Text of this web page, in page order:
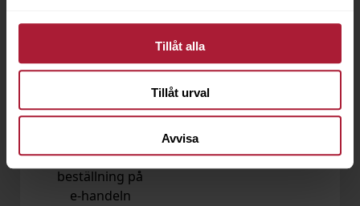
Tillåt alla
Tillåt urval
Avvisa
Förmånliga
Ordervärde från 2 000
kr skickas fraktfritt*
inom Sverige vid
beställning på
e‑handeln
Vi hjälper dig!
Vår kundservice är
bara ett samtal eller